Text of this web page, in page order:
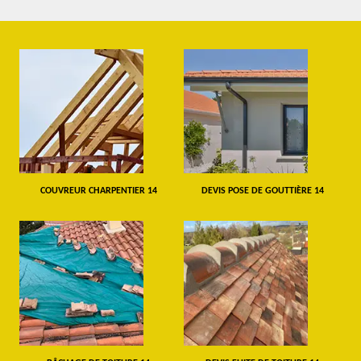
COUVREUR CHARPENTIER 14 DEVIS POSE DE GOUTTIÈRE 14